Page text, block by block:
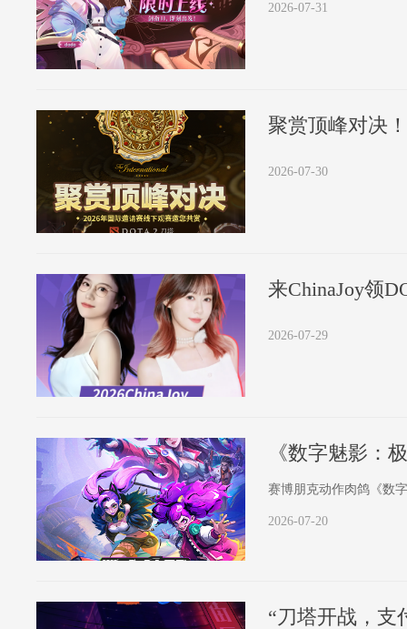
2026-07-31
聚赏顶峰对决
2026-07-30
2026-07-29
《数字魅影：
赛博朋克动作肉鸽《数
2026-07-20
“刀塔开战，